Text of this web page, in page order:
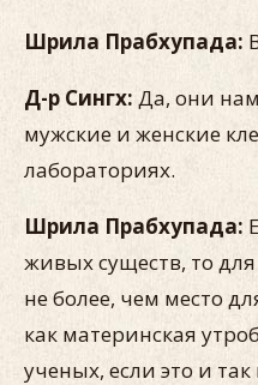
Шрила Прабхупада:
Д-р Сингх: Да, они
мужские и женские
лабораториях.
Шрила Прабхупада:
живых существ, то
не более, чем место
как материнская
ученых, если это и